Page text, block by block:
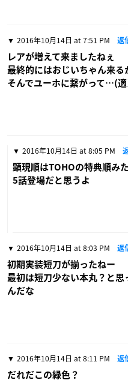
2016年10月14日 at 7:51 PM 返
レアが増えて来ましたねぇ
最終的にはおじいちゃん来る
そんでユーホに繋がって…(適
2016年10月14日 at 8:05 PM
顕現順はTOHOの特典順み
5話登場だと思うよ
2016年10月14日 at 8:03 PM 返
初期実装短刀が揃ったねー
最初は短刀少ない本丸？と思
んだな
2016年10月14日 at 8:11 PM 返
だれだこの緑色？